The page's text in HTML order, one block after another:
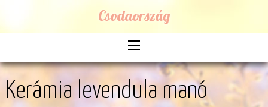
Csodaország
Kerámia levendula manó